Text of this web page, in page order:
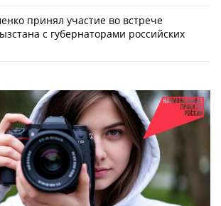
принял участие во встрече
с губернаторами российских